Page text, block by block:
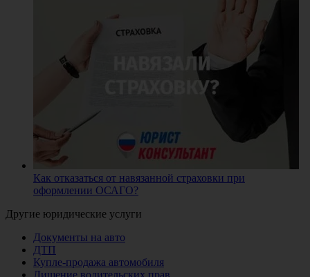
Как отказаться от навязанной страховки при
оформлении ОСАГО?
Другие юридические услуги
Документы на авто
ДТП
Купле-продажа автомобиля